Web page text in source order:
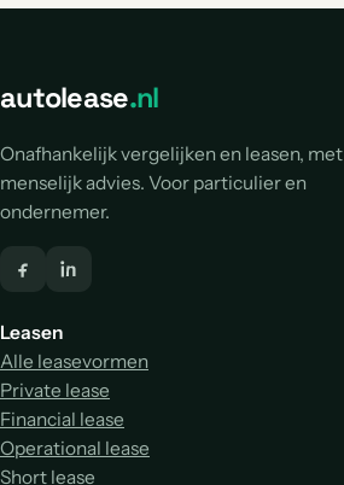
autolease.nl
Onafhankelijk vergelijken en leasen, met
menselijk advies. Voor particulier en
ondernemer.
Leasen
Alle leasevormen
Private lease
Financial lease
Operational lease
Short lease